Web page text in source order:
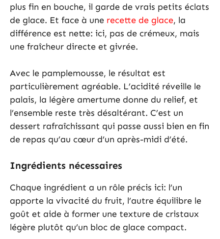
plus fin en bouche, il garde de vrais petits éclats
de glace. Et face à une recette de glace, la
différence est nette: ici, pas de crémeux, mais
une fraîcheur directe et givrée.
Avec le pamplemousse, le résultat est
particulièrement agréable. L’acidité réveille le
palais, la légère amertume donne du relief, et
l’ensemble reste très désaltérant. C’est un
dessert rafraîchissant qui passe aussi bien en fin
de repas qu’au cœur d’un après-midi d’été.
Ingrédients nécessaires
Chaque ingrédient a un rôle précis ici: l’un
apporte la vivacité du fruit, l’autre équilibre le
goût et aide à former une texture de cristaux
légère plutôt qu’un bloc de glace compact.